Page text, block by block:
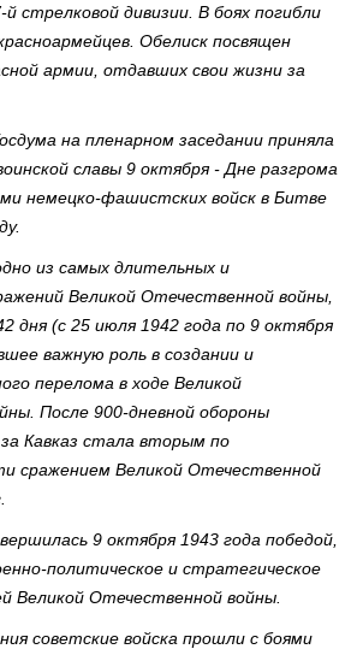
стрелковой дивизии. В боях погибли
Обелиск посвящен
армии, отдавших свои жизни за
на пленарном заседании приняла
славы 9 октября - Дне разгрома
немецко-фашистских войск в Битве
из самых длительных и
Великой Отечественной войны,
дня (с 25 июля 1942 года по 9 октября
важную роль в создании и
перелома в ходе Великой
После 900-дневной обороны
Кавказ стала вторым по
сражением Великой Отечественной
9 октября 1943 года победой,
политическое и стратегическое
Великой Отечественной войны.
советские войска прошли с боями